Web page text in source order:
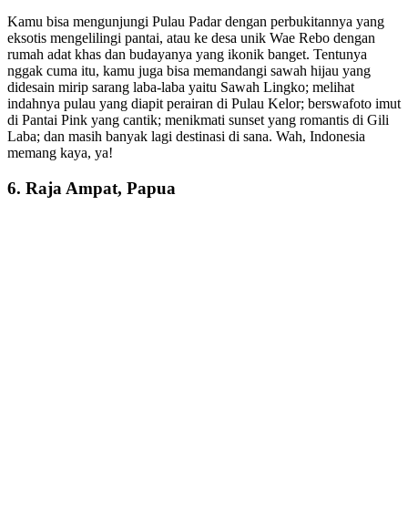
Kamu bisa mengunjungi Pulau Padar dengan perbukitannya yang
eksotis mengelilingi pantai, atau ke desa unik Wae Rebo dengan
rumah adat khas dan budayanya yang ikonik banget. Tentunya
nggak cuma itu, kamu juga bisa memandangi sawah hijau yang
didesain mirip sarang laba-laba yaitu Sawah Lingko; melihat
indahnya pulau yang diapit perairan di Pulau Kelor; berswafoto imut
di Pantai Pink yang cantik; menikmati sunset yang romantis di Gili
Laba; dan masih banyak lagi destinasi di sana. Wah, Indonesia
memang kaya, ya!
6. Raja Ampat, Papua